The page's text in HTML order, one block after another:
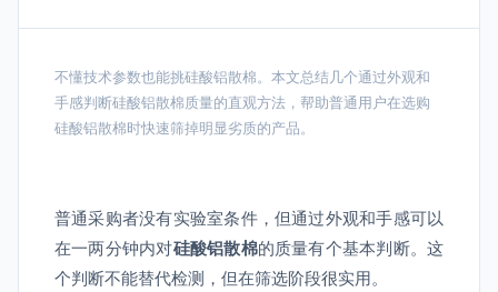
不懂技术参数也能挑硅酸铝散棉。本文总结几个通过外观和
手感判断硅酸铝散棉质量的直观方法，帮助普通用户在选购
硅酸铝散棉时快速筛掉明显劣质的产品。
普通采购者没有实验室条件，但通过外观和手感可以
在一两分钟内对硅酸铝散棉的质量有个基本判断。这
个判断不能替代检测，但在筛选阶段很实用。